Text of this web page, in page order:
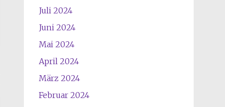
Juli 2024
Juni 2024
Mai 2024
April 2024
März 2024
Februar 2024